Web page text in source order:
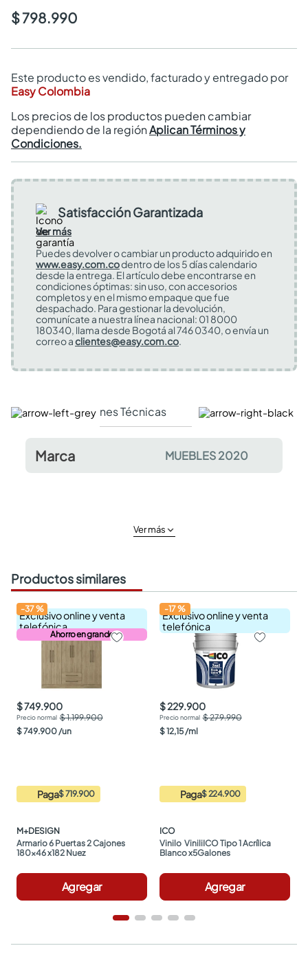
$ 798.990
Este producto es vendido, facturado y entregado por
Easy Colombia
Los precios de los productos pueden cambiar
dependiendo de la regiónAplican Términos y
Condiciones.
Satisfacción Garantizada
Ver más
Puedes devolver o cambiar un producto adquirido en
www.easy.com.codentro de los 5 días calendario
desde la entrega. El artículo debe encontrarse en
condiciones óptimas: sin uso, con accesorios
completos y en el mismo empaque que fue
despachado. Para gestionar la devolución,
comunícate a nuestra línea nacional: 01 8000
180340, llama desde Bogotá al 746 0340, o envía un
correo aclientes@easy.com.co.
Especificaciones Técnicas Comentarios y
Marca MUEBLES 2020
Ver más
Productos similares
Exclusivo online y venta
telefónica
Ahorro en grande
-37%
$ 749.900
$ 1.199.900
$749.900 /un
Paga$ 719.900
M+DESIGN
Armario 6 Puertas 2 Cajones
180x46 x182 Nuez
Agregar
Exclusivo online y venta
telefónica
-17%
$ 229.900
$ 279.990
$12,15 /ml
Paga$ 224.900
ICO
Vinilo  ViniliICO Tipo 1 Acrílica
Blanco x5Galones
Agregar